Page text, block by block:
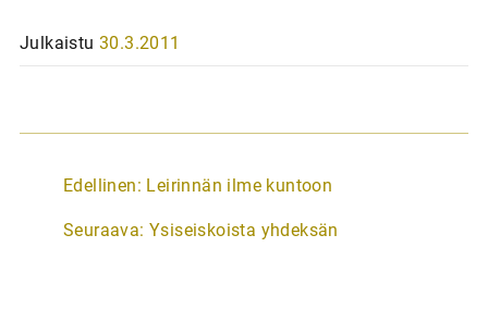
Julkaistu 30.3.2011
A
t
Edellinen: Leirinnän ilme kuntoon
Seuraava: Ysiseiskoista yhdeksän